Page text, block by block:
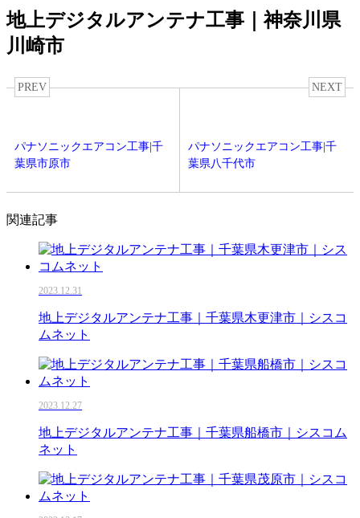
地上デジタルアンテナ工事｜神奈川県
川崎市
PREV
パナソニックエアコン工事|千
葉県市原市
NEXT
パナソニックエアコン工事|千
葉県八千代市
関連記事
2023.12.31
地上デジタルアンテナ工事｜千葉県木更津市｜シスコ
ムネット
2023.12.27
地上デジタルアンテナ工事｜千葉県船橋市｜シスコム
ネット